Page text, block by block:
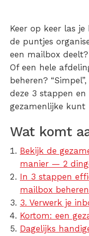
Keer op keer las
de puntjes
een mailbox
Of een hele
beheren?
deze 3 stappen
gezamenlijke kunt
Wat komt
Bekijk de
manier — 2
In 3 stappen
mailbox beheren
3. Verwerk je
Kortom: een
Dagelijks